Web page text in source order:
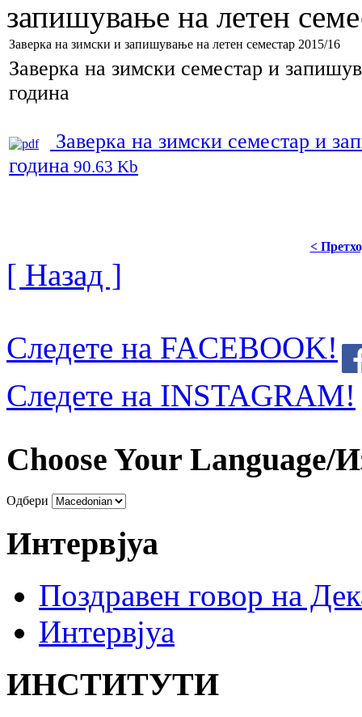
запишување на летен
Заверка на зимски и запишување на летен семестар 2015/16
Заверка на зимски семестар и
година
Заверка на зимски семестар и
година 90.63 Kb
<
[ Назад ]
Следете на FACEBOOK!
Следете на INSTAGRAM!
Choose Your Language/
Одбери
Интервјуа
Поздравен говор на
Интервјуа
ИНСТИТУТИ